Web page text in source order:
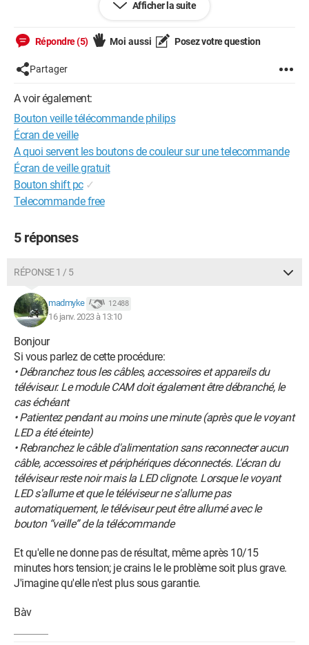
manuel plusieurs fois sans succès ! C'est mon 1er pb depuis
Android / Chrome 108.0.0.0
Afficher la suite
Répondre (5) Moi aussi Posez votre question
Partager
A voir également:
Bouton veille télécommande philips
Écran de veille
A quoi servent les boutons de couleur sur une telecommande
Écran de veille gratuit
Bouton shift pc ✓
Telecommande free
5 réponses
RÉPONSE 1 / 5
madmyke 12 488
16 janv. 2023 à 13:10
Bonjour
Si vous parlez de cette procédure:
• Débranchez tous les câbles, accessoires et appareils du
téléviseur. Le module CAM doit également être débranché, le
cas échéant
• Patientez pendant au moins une minute (après que le voyant
LED a été éteinte)
• Rebranchez le câble d'alimentation sans reconnecter aucun
câble, accessoires et périphériques déconnectés. L'écran du
téléviseur reste noir mais la LED clignote. Lorsque le voyant
LED s'allume et que le téléviseur ne s'allume pas
automatiquement, le téléviseur peut être allumé avec le
bouton “veille” de la télécommande
Et qu'elle ne donne pas de résultat, même après 10/15
minutes hors tension; je crains le le problème soit plus grave.
J'imagine qu'elle n'est plus sous garantie.
Bàv